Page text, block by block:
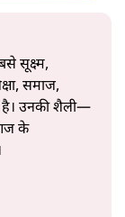
सूक्ष्म,
समाज,
है। उनकी शैली—
के